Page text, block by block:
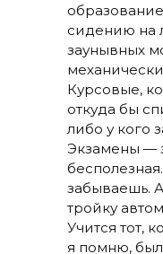
сидению на
заунывных
Курсовые,
откуда бы
либо у кого
Экзамены —
забываешь.
тройку
Учится тот,
я помню,